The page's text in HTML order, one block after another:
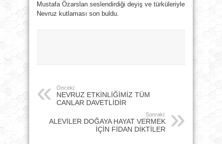
Mustafa Özarslan seslendirdiği deyiş ve türküleriyle
Nevruz kutlaması son buldu.
Önceki:
NEVRUZ ETKİNLİĞİMİZ TÜM
CANLAR DAVETLİDİR
Sonraki:
ALEVİLER DOĞAYA HAYAT VERMEK
İÇİN FİDAN DİKTİLER